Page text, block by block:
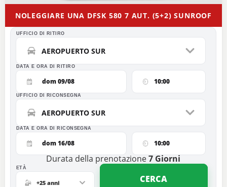
NOLEGGIARE UNA DFSK 580 7 AUT. (5+2) SUNROOF
UFFICIO DI RITIRO
AEROPUERTO SUR
DATA E ORA DI RITIRO
dom 09/08 10:00
Durata della prenotazione7 Giorni
UFFICIO DI RICONSEGNA
AEROPUERTO SUR
DATA E ORA DI RICONSEGNA
dom 16/08 10:00
ETÀ
+25 anni CERCA